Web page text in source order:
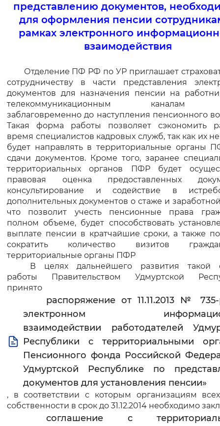
Цвет сайта
Монохромный Инверсивный
Синий фон
Изображения
Включены Выключены
Звуковой ассистент
Воспроизвести Остановить
Вернуть стандартные настройки
представлению документов,
для оформления пенсии
рамках электронного
взаимодействия
Отделение ПФ РФ по УР приглашает
сотрудничеству в части представления
документов для назначения пенсии на
телекоммуникационным каналам
заблаговременно до наступления пенсионного
Такая форма работы позволяет сэкономить
время специалистов кадровых служб, так как их
будет направлять в территориальные органы
сдачи документов. Кроме того, заранее
территориальных органов ПФР будет
правовая оценка предоставленных
консультирование и содействие в
дополнительных документов о стаже и
что позволит учесть пенсионные права
полном объеме, будет способствовать
выплате пенсии в кратчайшие сроки, а также
сократить количество визитов
территориальные органы ПФР
В целях дальнейшего развития такой
работы Правительством Удмуртской
принято
распоряжение от 11.11.2013 №
электронном
взаимодействии работодателей
Республики с территориальными
Пенсионного фонда Российской
Удмуртской Республике по
документов для установления пенсии»
, в соответствии с которым организациям
собственности в срок до 31.12.2014 необходимо
соглашение с